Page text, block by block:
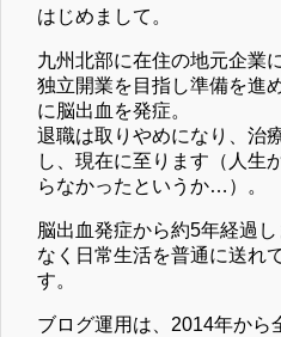
はじめまして。
九州北部に在住の地元企業
独立開業を目指し準備を進
に脳出血を発症。
退職は取りやめになり、治
し、現在に至ります（人生
らなかったというか…）。
脳出血発症から約5年経過
なく日常生活を普通に送れ
す。
ブログ運用は、2014年から